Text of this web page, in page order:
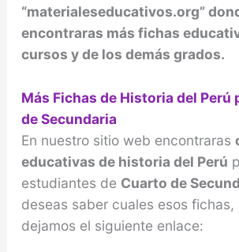
“materialeseducativos.org”
encontraras más fichas
cursos y de los demás grados.
Más Fichas de Historia del Perú
de Secundaria
En nuestro sitio web encontraras
educativas de historia del Perú
estudiantes de Cuarto de
deseas saber cuales esos fichas,
dejamos el siguiente enlace: